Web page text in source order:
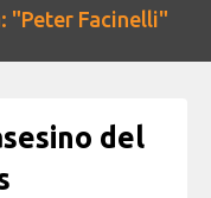
"Peter Facinelli"
del